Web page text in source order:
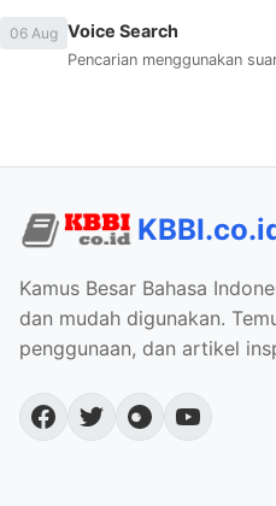
06 Aug Voice Search
Pencarian menggunakan
Kamus Besar Bahasa
dan mudah digunakan.
penggunaan, dan artikel